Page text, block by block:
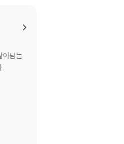
아남는
.